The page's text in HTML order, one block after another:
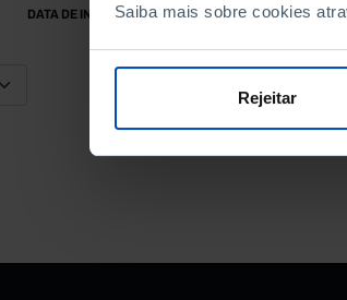
Saiba mais sobre cookies
Rejeitar
DATA DE INÍCIO